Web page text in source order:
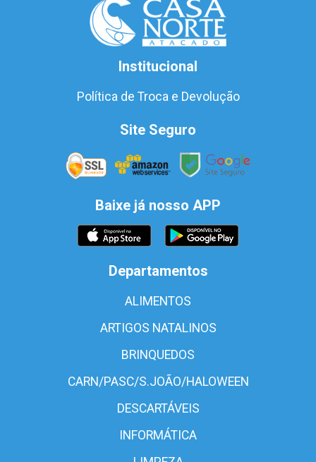
Institucional
Política de Troca e Devolução
Site Seguro
Baixe já nosso APP
Departamentos
ALIMENTOS
ARTIGOS NATALINOS
BRINQUEDOS
CARN/PASC/S.JOÃO/HALOWEEN
DESCARTÁVEIS
INFORMÁTICA